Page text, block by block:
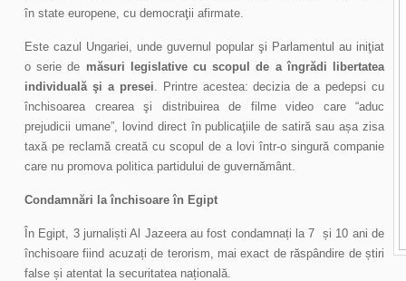
în state europene, cu democraţii afirmate.
Este cazul Ungariei, unde guvernul popular şi Parlamentul au iniţiat
o serie de măsuri legislative cu scopul de a îngrădi libertatea
individuală şi a presei. Printre acestea: decizia de a pedepsi cu
închisoarea crearea şi distribuirea de filme video care “aduc
prejudicii umane”, lovind direct în publicaţiile de satiră sau așa zisa
taxă pe reclamă creată cu scopul de a lovi într-o singură companie
care nu promova politica partidului de guvernământ.
Condamnări la închisoare în Egipt
În Egipt, 3 jurnaliști Al Jazeera au fost condamnați la 7 și 10 ani de
închisoare fiind acuzați de terorism, mai exact de răspândire de știri
false și atentat la securitatea națională.